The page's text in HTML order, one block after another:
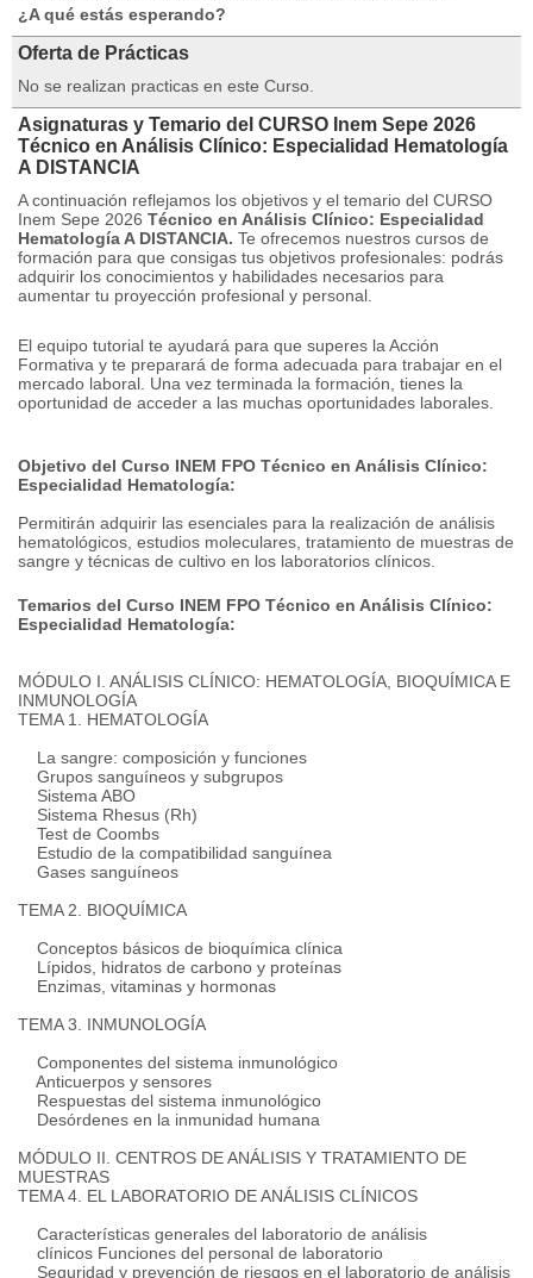
¿A qué estás esperando?
Oferta de Prácticas
No se realizan practicas en este Curso.
Asignaturas y Temario del CURSO Inem Sepe 2026
Técnico en Análisis Clínico: Especialidad Hematología
A DISTANCIA
A continuación reflejamos los objetivos y el temario del CURSO
Inem Sepe 2026 Técnico en Análisis Clínico: Especialidad
Hematología A DISTANCIA. Te ofrecemos nuestros cursos de
formación para que consigas tus objetivos profesionales: podrás
adquirir los conocimientos y habilidades necesarios para
aumentar tu proyección profesional y personal.
El equipo tutorial te ayudará para que superes la Acción
Formativa y te preparará de forma adecuada para trabajar en el
mercado laboral. Una vez terminada la formación, tienes la
oportunidad de acceder a las muchas oportunidades laborales.
Objetivo del Curso INEM FPO Técnico en Análisis Clínico:
Especialidad Hematología:
Permitirán adquirir las esenciales para la realización de análisis
hematológicos, estudios moleculares, tratamiento de muestras de
sangre y técnicas de cultivo en los laboratorios clínicos.
Temarios del Curso INEM FPO Técnico en Análisis Clínico:
Especialidad Hematología:
MÓDULO I. ANÁLISIS CLÍNICO: HEMATOLOGÍA, BIOQUÍMICA E
INMUNOLOGÍA
TEMA 1. HEMATOLOGÍA
La sangre: composición y funciones
Grupos sanguíneos y subgrupos
Sistema ABO
Sistema Rhesus (Rh)
Test de Coombs
Estudio de la compatibilidad sanguínea
Gases sanguíneos
TEMA 2. BIOQUÍMICA
Conceptos básicos de bioquímica clínica
Lípidos, hidratos de carbono y proteínas
Enzimas, vitaminas y hormonas
TEMA 3. INMUNOLOGÍA
Componentes del sistema inmunológico
Anticuerpos y sensores
Respuestas del sistema inmunológico
Desórdenes en la inmunidad humana
MÓDULO II. CENTROS DE ANÁLISIS Y TRATAMIENTO DE
MUESTRAS
TEMA 4. EL LABORATORIO DE ANÁLISIS CLÍNICOS
Características generales del laboratorio de análisis
clínicos Funciones del personal de laboratorio
Seguridad y prevención de riesgos en el laboratorio de análisis